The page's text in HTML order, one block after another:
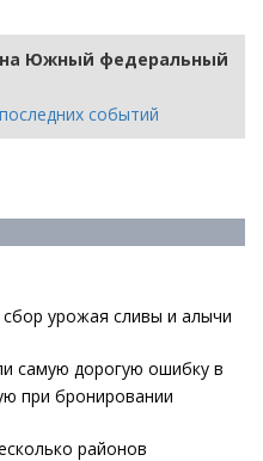
Южный федеральный
событий
урожая сливы и алычи
самую дорогую ошибку в
при бронировании
районов